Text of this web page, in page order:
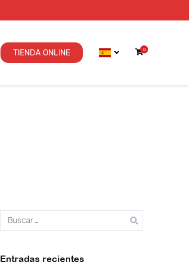
TIENDA ONLINE 0
Buscar:
Entradas recientes